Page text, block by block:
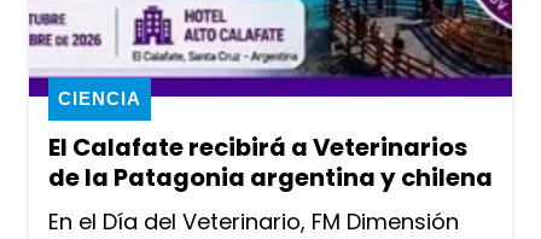
El Calafate recibirá a Veterinarios
de la Patagonia argentina y chilena
CIENCIA
En el Día del Veterinario, FM Dimensión